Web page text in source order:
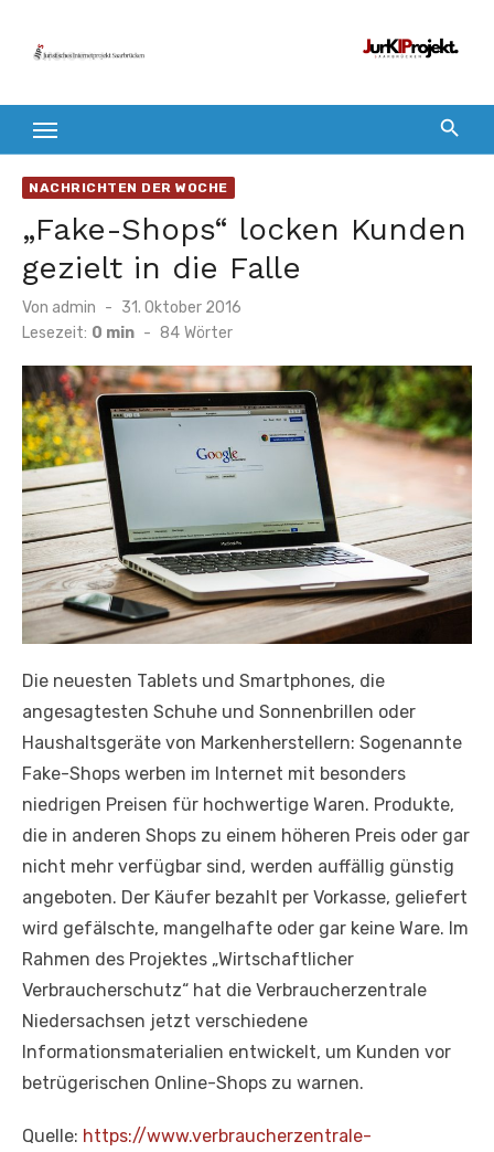
Inhalt
NACHRICHTEN DER WOCHE
„Fake-Shops“ locken Kunden
gezielt in die Falle
Von admin
Veröffentlicht
am
31. Oktober 2016
Lesezeit: 0 min - 84 Wörter
Die neuesten Tablets und Smartphones, die
angesagtesten Schuhe und Sonnenbrillen oder
Haushaltsgeräte von Markenherstellern: Sogenannte
Fake-Shops werben im Internet mit besonders
niedrigen Preisen für hochwertige Waren. Produkte,
die in anderen Shops zu einem höheren Preis oder gar
nicht mehr verfügbar sind, werden auffällig günstig
angeboten. Der Käufer bezahlt per Vorkasse, geliefert
wird gefälschte, mangelhafte oder gar keine Ware. Im
Rahmen des Projektes „Wirtschaftlicher
Verbraucherschutz“ hat die Verbraucherzentrale
Niedersachsen jetzt verschiedene
Informationsmaterialien entwickelt, um Kunden vor
betrügerischen Online-Shops zu warnen.
Quelle: https://www.verbraucherzentrale-